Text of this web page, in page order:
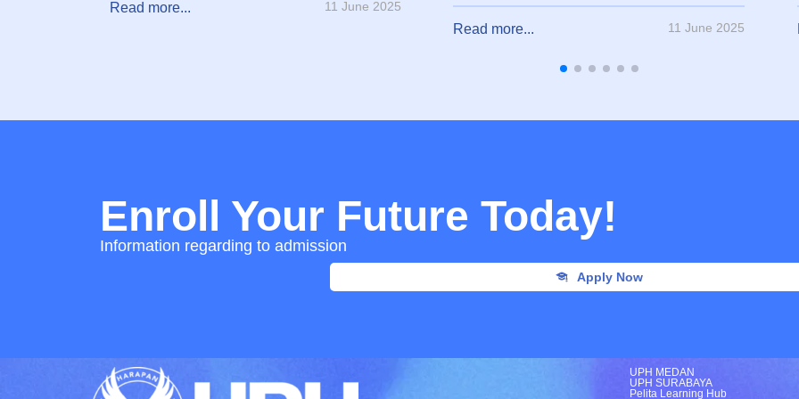
Read more... 11 June 2025
Read more... 11 June 2025
Enroll Your Future Today!
Information regarding to admission
Apply Now
UPH MEDAN
UPH SURABAYA
Pelita Learning Hub